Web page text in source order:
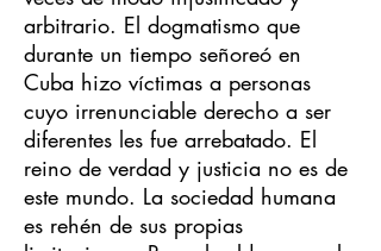
arbitrario. El dogmatismo que
durante un tiempo señoreó en
Cuba hizo víctimas a personas
cuyo irrenunciable derecho a ser
diferentes les fue arrebatado. El
reino de verdad y justicia no es de
este mundo. La sociedad humana
es rehén de sus propias